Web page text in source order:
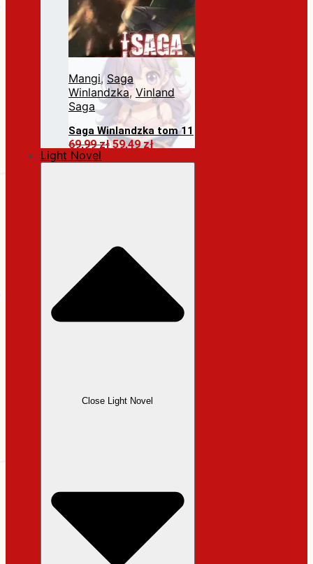
Mangi, Saga
Winlandzka, Vinland
Saga
Saga Winlandzka tom 11
69,99złPierwotna
59,49złAktualna
Dodaj do koszyka
Light Novel
Close Light Novel